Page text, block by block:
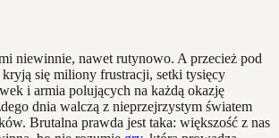
niewinnie, nawet rutynowo. A przecież pod
kryją się miliony frustracji, setki tysięcy
i armia polujących na każdą okazję
dnia walczą z nieprzejrzystym światem
Brutalna prawda jest taka: większość z nas